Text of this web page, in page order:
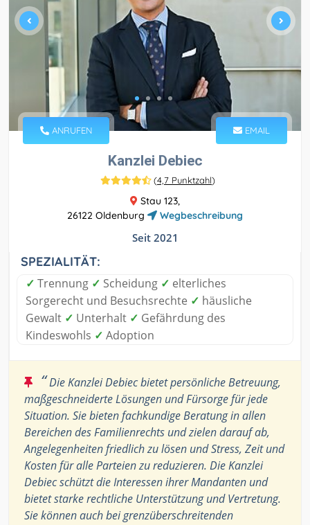
ANRUFEN EMAIL
Kanzlei Debiec
(4,7 Punktzahl)
Stau 123,
26122 Oldenburg
Wegbeschreibung
Seit 2021
SPEZIALITÄT:
✓ Trennung ✓ Scheidung ✓ elterliches
Sorgerecht und Besuchsrechte ✓ häusliche
Gewalt ✓ Unterhalt ✓ Gefährdung des
Kindeswohls ✓ Adoption
“Die Kanzlei Debiec bietet persönliche Betreuung,
maßgeschneiderte Lösungen und Fürsorge für jede
Situation. Sie bieten fachkundige Beratung in allen
Bereichen des Familienrechts und zielen darauf ab,
Angelegenheiten friedlich zu lösen und Stress, Zeit und
Kosten für alle Parteien zu reduzieren. Die Kanzlei
Debiec schützt die Interessen ihrer Mandanten und
bietet starke rechtliche Unterstützung und Vertretung.
Sie können auch bei grenzüberschreitenden